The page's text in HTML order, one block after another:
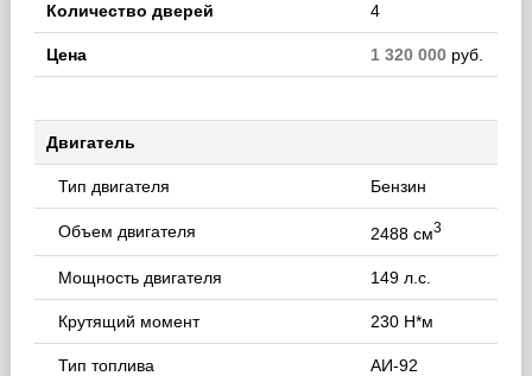
Количество дверей 4
Цена 1 320 000руб.
Двигатель
Тип двигателя Бензин
Объем двигателя 2488 см3
Мощность двигателя 149 л.с.
Крутящий момент 230 Н*м
Тип топлива АИ-92